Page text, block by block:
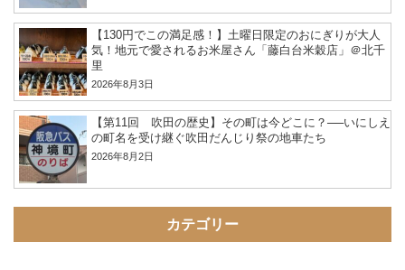
【130円でこの満足感！】土曜日限定のおにぎりが大人
気！地元で愛されるお米屋さん「藤白台米穀店」＠北千
里
2026年8月3日
【第11回 吹田の歴史】その町は今どこに？──いにしえ
の町名を受け継ぐ吹田だんじり祭の地車たち
2026年8月2日
カテゴリー